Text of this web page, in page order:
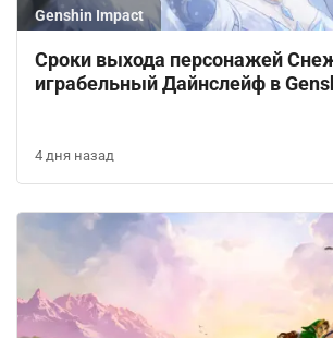
Genshin Impact
Сроки выхода персонажей
играбельный Дайнслейф в
4 дня назад